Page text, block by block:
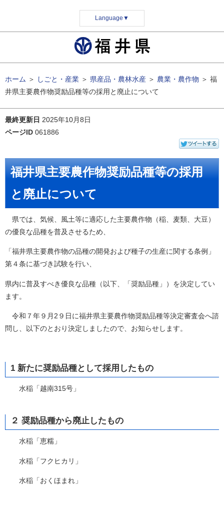
Language ▼
ホーム ＞ しごと・産業 ＞ 県産品・農林水産 ＞ 農業・農作物 ＞ 福
井県主要農作物奨励品種等の採用と廃止について
最終更新日 2025年10月8日
ページID 061886
福井県主要農作物奨励品種等の採用
と廃止について
県では、気候、風土等に適応した主要農作物（稲、麦類、大豆）
の優良な品種を普及させるため、
「福井県主要農作物の品種の開発および種子の生産に関する条例」
第４条に基づき試験を行い、
県内に普及すべき優良な品種（以下、「奨励品種」）を決定してい
ます。
令和７年９月2９日に福井県主要農作物奨励品種等決定審査会へ諮
問し、以下のとおり決定しましたので、お知らせします。
1 新たに奨励品種として採用したもの
水稲「越南315号」
２ 奨励品種から廃止したもの
水稲「恵糯」
水稲「フクヒカリ」
水稲「おくほまれ」